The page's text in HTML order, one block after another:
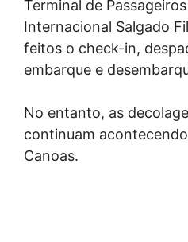
Terminal de
Internacional Salgado
feitos o check-in,
embarque e
No entanto, as
continuam
Canoas.